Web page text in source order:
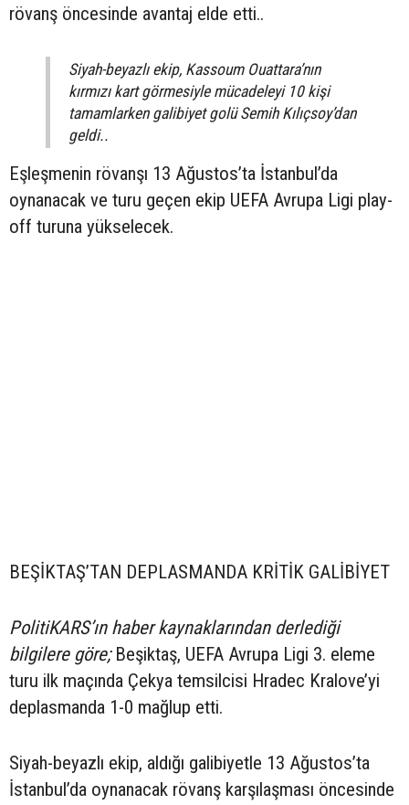
rövanş öncesinde avantaj elde etti..
Siyah-beyazlı ekip, Kassoum Ouattara’nın
kırmızı kart görmesiyle mücadeleyi 10 kişi
tamamlarken galibiyet golü Semih Kılıçsoy’dan
geldi..
Eşleşmenin rövanşı 13 Ağustos’ta İstanbul’da
oynanacak ve turu geçen ekip UEFA Avrupa Ligi play-
off turuna yükselecek.
BEŞİKTAŞ’TAN DEPLASMANDA KRİTİK GALİBİYET
PolitiKARS’ın haber kaynaklarından derlediği
bilgilere göre;Beşiktaş, UEFA Avrupa Ligi 3. eleme
turu ilk maçında Çekya temsilcisi Hradec Kralove’yi
deplasmanda 1-0 mağlup etti.
Siyah-beyazlı ekip, aldığı galibiyetle 13 Ağustos’ta
İstanbul’da oynanacak rövanş karşılaşması öncesinde